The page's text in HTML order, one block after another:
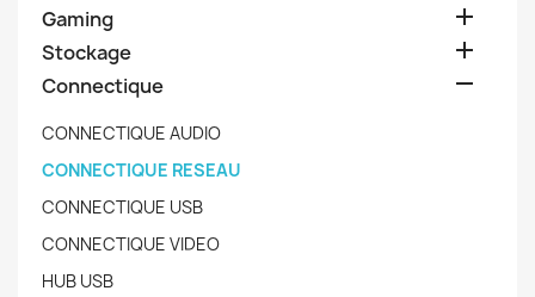
Gaming 
Stockage 
Connectique 
CONNECTIQUE AUDIO
CONNECTIQUE RESEAU
CONNECTIQUE USB
CONNECTIQUE VIDEO
HUB USB